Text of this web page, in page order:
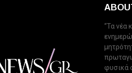
“Τα νέα
φυσικά